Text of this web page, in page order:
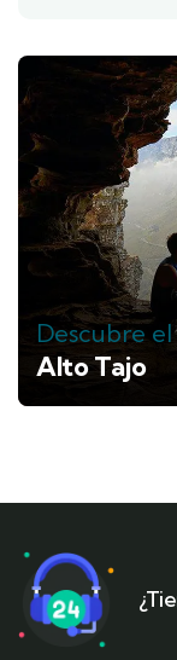
Descubre el
Alto Tajo